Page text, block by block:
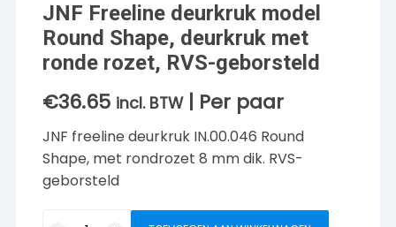
JNF Freeline deurkruk model
Round Shape, deurkruk met
ronde rozet, RVS-geborsteld
€36.65 incl. BTW | Per paar
JNF freeline deurkruk IN.00.046 Round
Shape, met rondrozet 8 mm dik. RVS-
geborsteld